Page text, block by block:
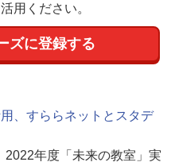
用ください。
ズに登録する
、すららネットとスタデ
年度「未来の教室」実